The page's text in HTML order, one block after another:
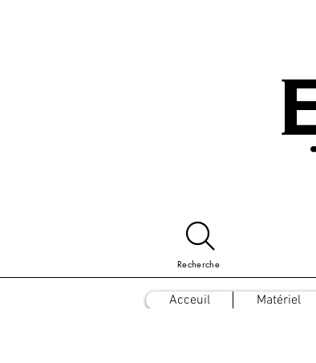
Recherche
Acceuil Matériel